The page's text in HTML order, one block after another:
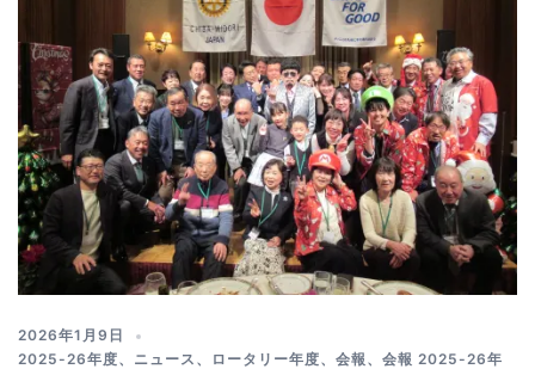
2026年1月9日
2025-26年度、 ニュース 、 ロータリー年度、 会報 、 会報 2025-26年